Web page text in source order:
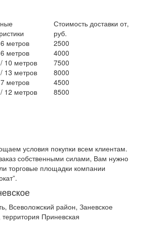
Стоимость доставки от,
руб.
метров
2500
метров
4000
10 метров
7500
13 метров
8000
метров
4500
12 метров
8500
условия покупки всем клиентам.
собственными силами, Вам нужно
торговые площадки компании
Всеволожский район, Заневское
Приневская